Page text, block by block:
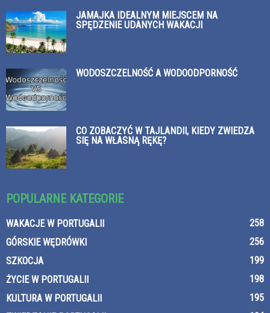
JAMAJKA IDEALNYM MIEJSCEM NA
SPĘDZENIE UDANYCH WAKACJI
WODOSZCZELNOŚĆ A WODOODPORNOŚĆ
CO ZOBACZYĆ W TAJLANDII, KIEDY ZWIEDZA
SIĘ NA WŁASNĄ RĘKĘ?
POPULARNE KATEGORIE
WAKACJE W PORTUGALII
258
GÓRSKIE WĘDRÓWKI
256
SZKOCJA
199
ŻYCIE W PORTUGALII
198
KULTURA W PORTUGALII
195